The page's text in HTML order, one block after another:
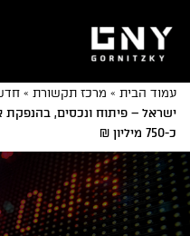
עמוד הבית » מרכז תקשורת »
ישראל – פיתוח ונכסים, בהנפקת
כ-750 מיליון ₪